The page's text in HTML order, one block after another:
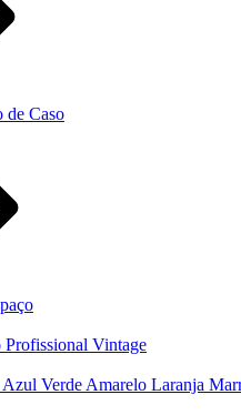
de Caso
Profissional Vintage
Azul Verde Amarelo Laranja